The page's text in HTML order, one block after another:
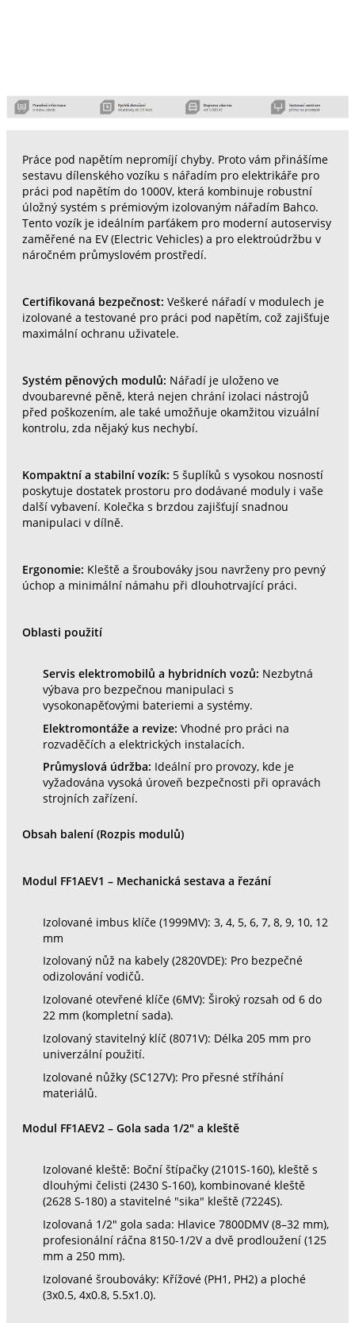
Práce pod napětím nepromíjí chyby. Proto vám přinášíme
sestavu dílenského vozíku s nářadím pro elektrikáře pro
práci pod napětím do 1000V, která kombinuje robustní
úložný systém s prémiovým izolovaným nářadím Bahco.
Tento vozík je ideálním parťákem pro moderní autoservisy
zaměřené na EV (Electric Vehicles) a pro elektroúdržbu v
náročném průmyslovém prostředí.
Certifikovaná bezpečnost: Veškeré nářadí v modulech je
izolované a testované pro práci pod napětím, což zajišťuje
maximální ochranu uživatele.
Systém pěnových modulů: Nářadí je uloženo ve
dvoubarevné pěně, která nejen chrání izolaci nástrojů
před poškozením, ale také umožňuje okamžitou vizuální
kontrolu, zda nějaký kus nechybí.
Kompaktní a stabilní vozík: 5 šuplíků s vysokou nosností
poskytuje dostatek prostoru pro dodávané moduly i vaše
další vybavení. Kolečka s brzdou zajišťují snadnou
manipulaci v dílně.
Ergonomie: Kleště a šroubováky jsou navrženy pro pevný
úchop a minimální námahu při dlouhotrvající práci.
Oblasti použití
Servis elektromobilů a hybridních vozů: Nezbytná
výbava pro bezpečnou manipulaci s
vysokonapěťovými bateriemi a systémy.
Elektromontáže a revize: Vhodné pro práci na
rozvaděčích a elektrických instalacích.
Průmyslová údržba: Ideální pro provozy, kde je
vyžadována vysoká úroveň bezpečnosti při opravách
strojních zařízení.
Obsah balení (Rozpis modulů)
Modul FF1AEV1 – Mechanická sestava a řezání
Izolované imbus klíče (1999MV): 3, 4, 5, 6, 7, 8, 9, 10, 12
mm
Izolovaný nůž na kabely (2820VDE): Pro bezpečné
odizolování vodičů.
Izolované otevřené klíče (6MV): Široký rozsah od 6 do
22 mm (kompletní sada).
Izolovaný stavitelný klíč (8071V): Délka 205 mm pro
univerzální použití.
Izolované nůžky (SC127V): Pro přesné stříhání
materiálů.
Modul FF1AEV2 – Gola sada 1/2" a kleště
Izolované kleště: Boční štípačky (2101S-160), kleště s
dlouhými čelisti (2430 S-160), kombinované kleště
(2628 S-180) a stavitelné "sika" kleště (7224S).
Izolovaná 1/2" gola sada: Hlavice 7800DMV (8–32 mm),
profesionální ráčna 8150-1/2V a dvě prodloužení (125
mm a 250 mm).
Izolované šroubováky: Křížové (PH1, PH2) a ploché
(3x0.5, 4x0.8, 5.5x1.0).